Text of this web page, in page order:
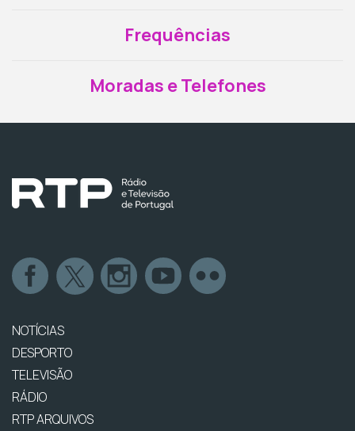
Frequências
Moradas e Telefones
NOTÍCIAS
DESPORTO
TELEVISÃO
RÁDIO
RTP ARQUIVOS